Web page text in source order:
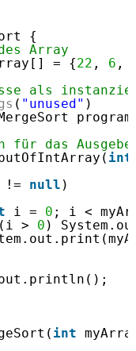
{
Array
= {22 , 6 ,
als
( "unused" )
das
int
!= null )
i = 0 ; i <
(i > 0 )
int